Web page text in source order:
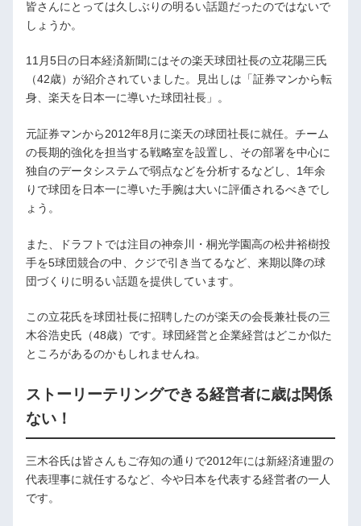
皆さんにとっては久しぶりの明るい話題だったのではないで
しょうか。
11月5日の日本経済新聞にはその楽天球団社長の立花陽三氏
（42歳）が紹介されていました。見出しは「証券マンから転
身、楽天を日本一に導いた球団社長」。
元証券マンから2012年8月に楽天の球団社長に就任。チーム
の長期的強化を担当する戦略室を設置し、その部署を中心に
独自のデータシステムで弱点などを分析するなどし、1年余
りで球団を日本一に導いた手腕は大いに評価されるべきでし
ょう。
また、ドラフトでは注目の神奈川・桐光学園高の松井裕樹投
手を5球団競合の中、クジで引き当てるなど、来期以降の球
団づくりに明るい話題を提供しています。
この立花氏を球団社長に招聘したのが楽天の会長兼社長の三
木谷浩史氏（48歳）です。球団経営と企業経営はどこか似た
ところがあるのかもしれませんね。
ストーリーテリングできる経営者に歳は関係
ない！
三木谷氏は皆さんもご存知の通りで2012年には新経済連盟の
代表理事に就任するなど、今や日本を代表する経営者の一人
です。